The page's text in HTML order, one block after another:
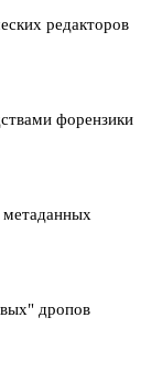
редакторов
форензики
метаданных
дропов